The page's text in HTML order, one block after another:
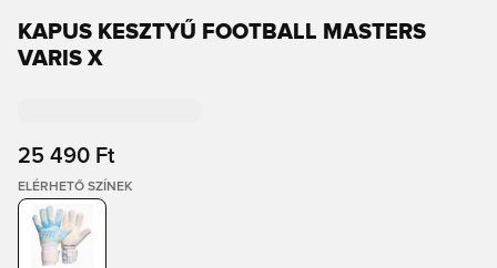
KAPUS KESZTYŰ FOOTBALL MASTERS
VARIS X
25 490 Ft
ELÉRHETŐ SZÍNEK